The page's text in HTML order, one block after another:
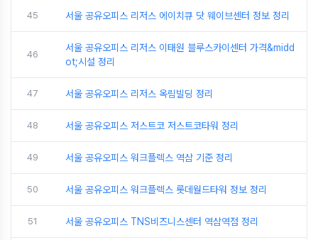
45 서울 공유오피스 리저스 에이치큐 닷 웨이브센터 정보 정리
46
서울 공유오피스 리저스 이태원 블루스카이센터 가격&midd
ot;시설 정리
47 서울 공유오피스 리저스 옥림빌딩 정리
48 서울 공유오피스 저스트코 저스트코타워 정리
49 서울 공유오피스 워크플렉스 역삼 기준 정리
50 서울 공유오피스 워크플렉스 롯데월드타워 정보 정리
51 서울 공유오피스 TNS비즈니스센터 역삼역점 정리